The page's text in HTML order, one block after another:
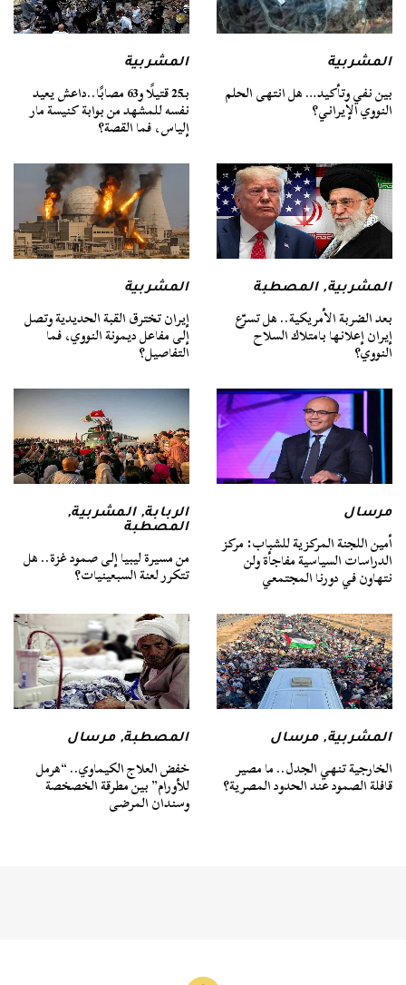
المشربية
بين نفي وتأكيد… هل انتهى الحلم
النووي الإيراني؟
المشربية
بـ25 قتيلًا و63 مصابًا..داعش يعيد
نفسه للمشهد من بوابة كنيسة مار
إلياس، فما القصة؟
المشربية,المصطبة
بعد الضربة الأمريكية.. هل تسرّع
إيران إعلانها بامتلاك السلاح
النووي؟
المشربية
إيران تخترق القبة الحديدية وتصل
إلى مفاعل ديمونة النووي، فما
التفاصيل؟
مرسال
أمين اللجنة المركزية للشباب: مركز
الدراسات السياسية مفاجأة ولن
نتهاون في دورنا المجتمعي
الربابة,المشربية,
المصطبة
من مسيرة ليبيا إلى صمود غزة.. هل
تتكرر لعنة السبعينيات؟
المشربية,مرسال
الخارجية تنهي الجدل.. ما مصير
قافلة الصمود عند الحدود المصرية؟
المصطبة,مرسال
خفض العلاج الكيماوي.. “هرمل
للأورام” بين مطرقة الخصخصة
وسندان المرضى